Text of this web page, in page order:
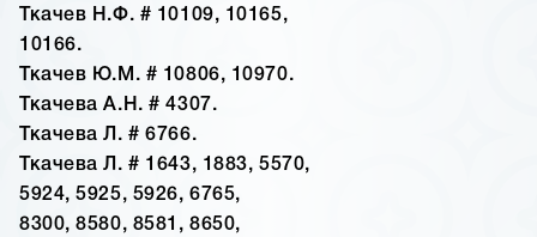
Ткачев Н.Ф. # 10109, 10165,
10166.
Ткачев Ю.М. # 10806, 10970.
Ткачева А.Н. # 4307.
Ткачева Л. # 6766.
Ткачева Л. # 1643, 1883, 5570,
5924, 5925, 5926, 6765,
8300, 8580, 8581, 8650,